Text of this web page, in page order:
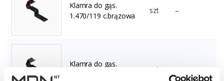
Klamra do gąs.
1.470/119 c.brązowa
szt –
Klamra do gąs.
szt